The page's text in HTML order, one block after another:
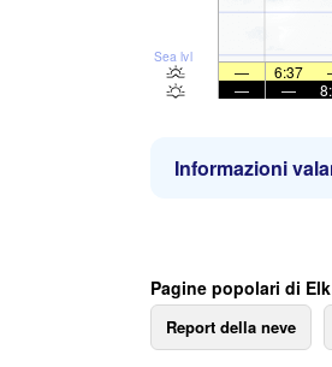
Sea lvl
— 6:37
—
—
Informazioni
Pagine popolari di
Report della neve